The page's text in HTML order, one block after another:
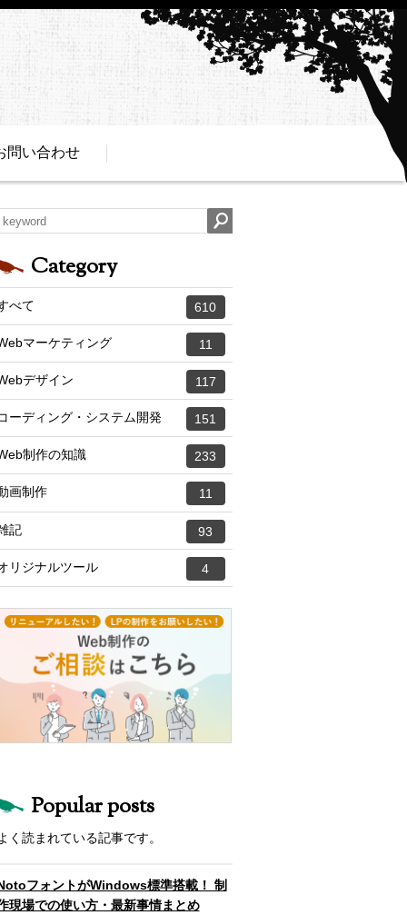
問い合わせ
Category
べて 610
マーケティング 11
デザイン 117
ーディング・システム開発 151
制作の知識 233
画制作 11
記 93
リジナルツール 4
Popular posts
く読まれている記事です。
フォントがWindows標準搭載！ 制
現場での使い方・最新事情まとめ